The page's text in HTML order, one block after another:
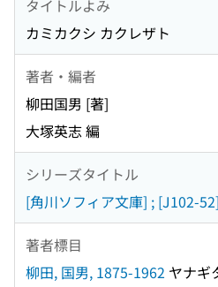
タイトルよみ
カミカクシ カクレザト
著者・編者
柳田国男 [著]
大塚英志 編
シリーズタイトル
[角川ソフィア文庫] ; [J102-
著者標目
柳田, 国男, 1875-1962 ヤナギ